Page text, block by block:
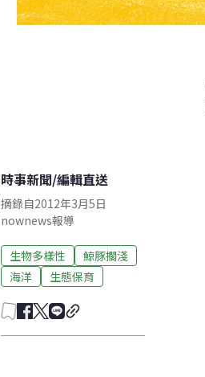
時事新聞/編輯直送
摘錄自2012年3月5日
nownews報導
生物多樣性
鯨豚擱淺
海洋
生態保育